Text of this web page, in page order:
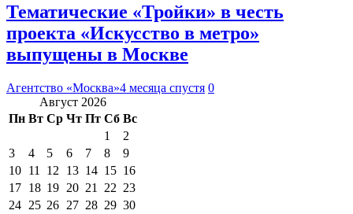
Тематические «Тройки» в честь
проекта «Искусство в метро»
выпущены в Москве
Агентство «Москва»4 месяца спустя 0
Август 2026
Пн Вт Ср Чт Пт Сб Вс
1
2
3
4 5 6 7 8
9
10 11 12 13 14 15 16
17 18 19 20 21 22 23
24 25 26 27 28 29 30